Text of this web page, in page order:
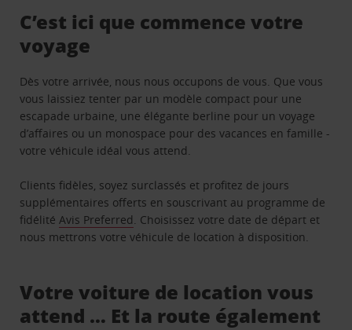
C’est ici que commence votre
voyage
Dès votre arrivée, nous nous occupons de vous. Que vous
vous laissiez tenter par un modèle compact pour une
escapade urbaine, une élégante berline pour un voyage
d’affaires ou un monospace pour des vacances en famille -
votre véhicule idéal vous attend.
Clients fidèles, soyez surclassés et profitez de jours
supplémentaires offerts en souscrivant au programme de
fidélitéAvis Preferred. Choisissez votre date de départ et
nous mettrons votre véhicule de location à disposition.
Votre voiture de location vous
attend … Et la route également